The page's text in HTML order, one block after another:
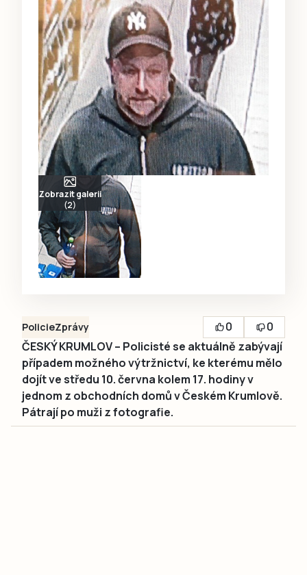
Zobrazit galerii
(2)
PolicieZprávy 0
0
ČESKÝ KRUMLOV – Policisté se aktuálně zabývají
případem možného výtržnictví, ke kterému mělo
dojít ve středu 10. června kolem 17. hodiny v
jednom z obchodních domů v Českém Krumlově.
Pátrají po muži z fotografie.